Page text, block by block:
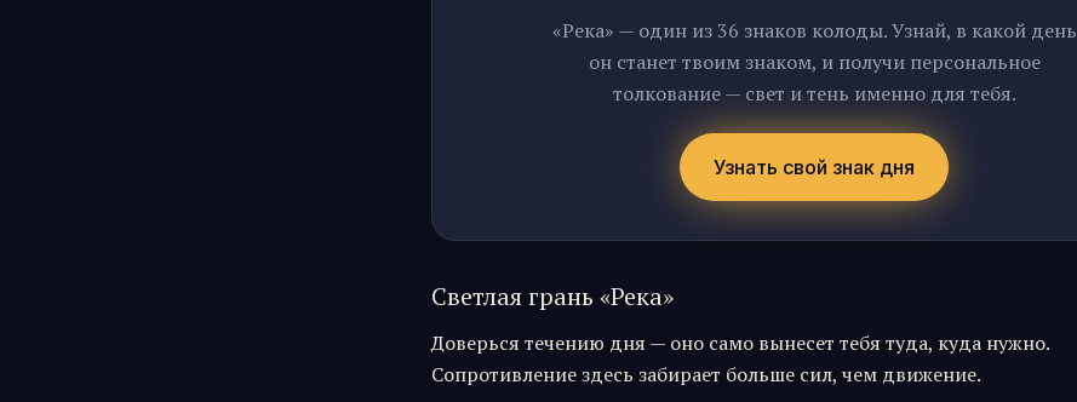
«Река» — один из 36 знаков колоды. Узнай, в какой день
он станет твоим знаком, и получи персональное
толкование — свет и тень именно для тебя.
Узнать свой знак дня
Светлая грань «Река»
Доверься течению дня — оно само вынесет тебя туда, куда нужно.
Сопротивление здесь забирает больше сил, чем движение.